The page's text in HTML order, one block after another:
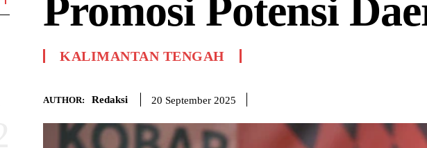
Promosi Potensi
KALIMANTAN TENGAH
AUTHOR: Redaksi 20 September 2025